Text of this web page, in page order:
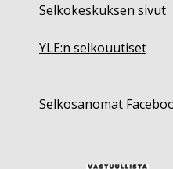
Selkokeskuksen sivut
YLE:n selkouutiset
Selkosanomat